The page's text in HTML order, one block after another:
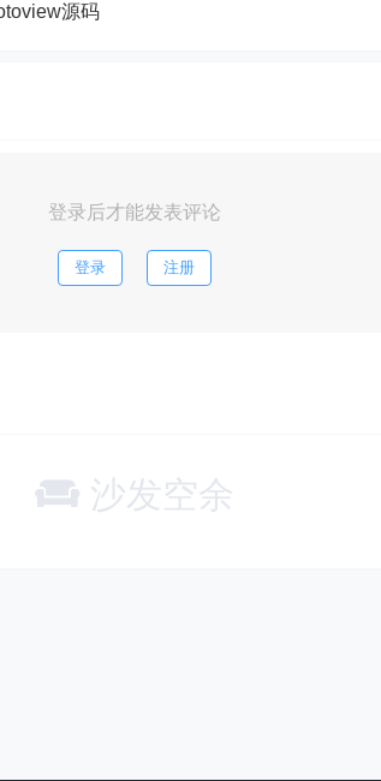
源码
登录后才能发表评论
登录 注册
沙发空余